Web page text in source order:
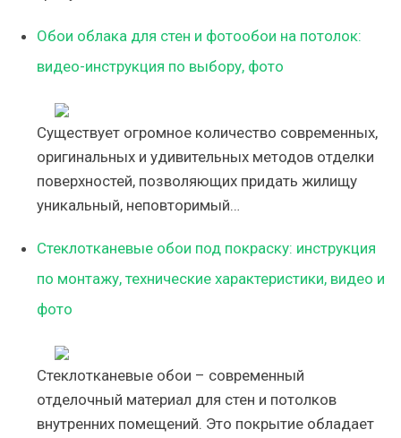
Обои облака для стен и фотообои на потолок:
видео-инструкция по выбору, фото
Существует огромное количество современных,
оригинальных и удивительных методов отделки
поверхностей, позволяющих придать жилищу
уникальный, неповторимый…
Стеклотканевые обои под покраску: инструкция
по монтажу, технические характеристики, видео и
фото
Стеклотканевые обои – современный
отделочный материал для стен и потолков
внутренних помещений. Это покрытие обладает